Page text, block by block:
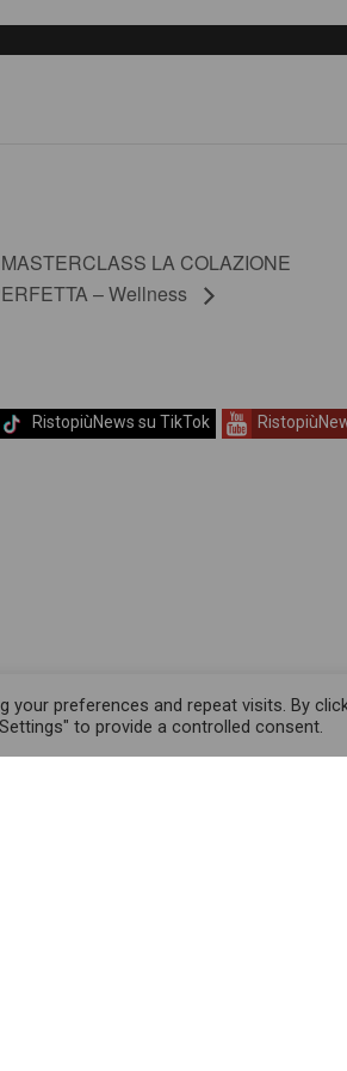
MASTERCLASS LA COLAZIONE
– Wellness
RistopiùNews su TikTok
preferences and repeat visits. By
to provide a controlled consent.